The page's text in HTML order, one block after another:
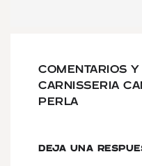
COMENTARIOS
CARNISSERIA
PERLA
DEJA UNA